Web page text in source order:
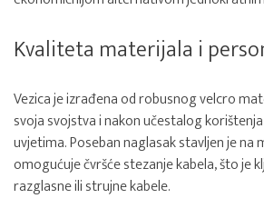
Kvaliteta materijala i
Vezica je izrađena od robusnog velcro
svoja svojstva i nakon učestalog
uvjetima. Poseban naglasak stavljen je na
omogućuje čvršće stezanje kabela, što je
razglasne ili strujne kabele.